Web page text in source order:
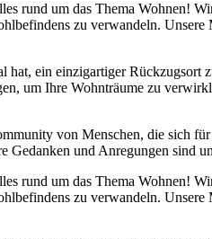
rund um das Thema Wohnen!
zu verwandeln.
hat, ein einzigartiger
um Ihre Wohnträume zu
von Menschen, die sich
und Anregungen sind
rund um das Thema Wohnen!
zu verwandeln.